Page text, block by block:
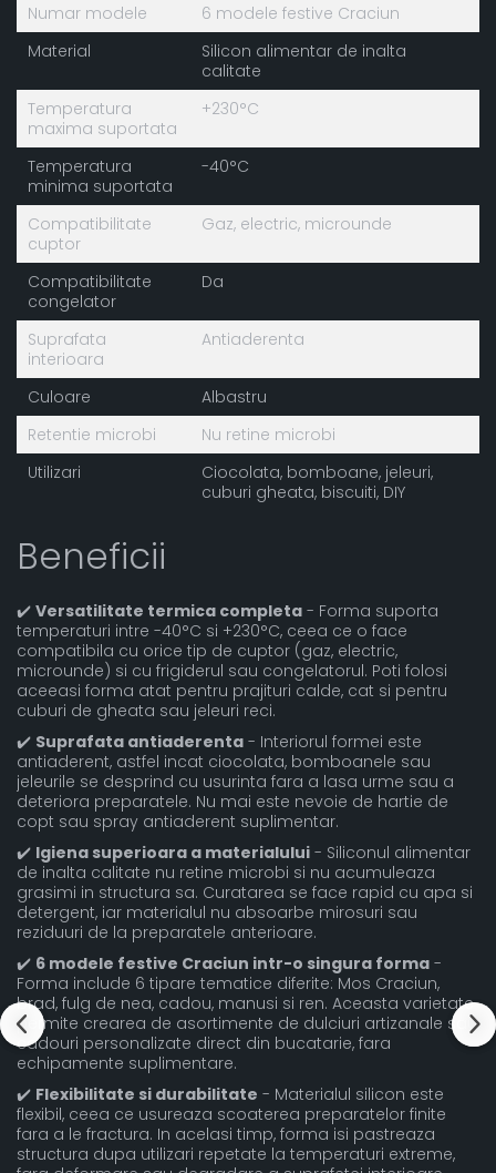
Numar modele
6 modele festive Craciun
Material
Silicon alimentar de inalta
calitate
Temperatura
maxima suportata
+230°C
Temperatura
minima suportata
-40°C
Compatibilitate
cuptor
Gaz, electric, microunde
Compatibilitate
congelator
Da
Suprafata
interioara
Antiaderenta
Culoare
Albastru
Retentie microbi
Nu retine microbi
Utilizari
Ciocolata, bomboane, jeleuri,
cuburi gheata, biscuiti, DIY
Beneficii
✔️ Versatilitate termica completa - Forma suporta
temperaturi intre -40°C si +230°C, ceea ce o face
compatibila cu orice tip de cuptor (gaz, electric,
microunde) si cu frigiderul sau congelatorul. Poti folosi
aceeasi forma atat pentru prajituri calde, cat si pentru
cuburi de gheata sau jeleuri reci.
✔️ Suprafata antiaderenta - Interiorul formei este
antiaderent, astfel incat ciocolata, bomboanele sau
jeleurile se desprind cu usurinta fara a lasa urme sau a
deteriora preparatele. Nu mai este nevoie de hartie de
copt sau spray antiaderent suplimentar.
✔️ Igiena superioara a materialului - Siliconul alimentar
de inalta calitate nu retine microbi si nu acumuleaza
grasimi in structura sa. Curatarea se face rapid cu apa si
detergent, iar materialul nu absoarbe mirosuri sau
reziduuri de la preparatele anterioare.
✔️ 6 modele festive Craciun intr-o singura forma -
Forma include 6 tipare tematice diferite: Mos Craciun,
brad, fulg de nea, cadou, manusi si ren. Aceasta varietate
permite crearea de asortimente de dulciuri artizanale sau
cadouri personalizate direct din bucatarie, fara
echipamente suplimentare.
✔️ Flexibilitate si durabilitate - Materialul silicon este
flexibil, ceea ce usureaza scoaterea preparatelor finite
fara a le fractura. In acelasi timp, forma isi pastreaza
structura dupa utilizari repetate la temperaturi extreme,